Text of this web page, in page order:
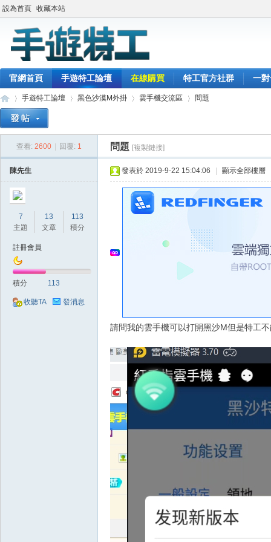
設為首頁 收藏本站
官網首頁 手遊特工論壇 在線購買 特工官方社群 一
手遊特工論壇
›
黑色沙漠M外掛
›
雲手機交流區 問題
查看: 2600 回覆: 1 問題 [複製鏈接]
陳先生
7
主題
13
文章
113
積分
註冊會員
積分 113
收聽TA 發消息
發表於 2019-9-22 15:04:06 顯示全部樓層
請問我的雲手機可以打開黑沙M但是特工